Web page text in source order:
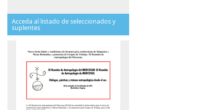
Acceda al listado de seleccionados y
suplentes